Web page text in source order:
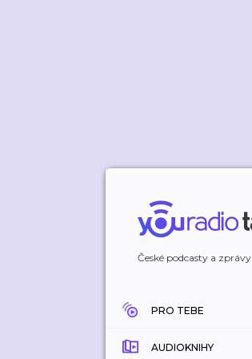
České podcasty a zprávy
PRO TEBE
AUDIOKNIHY